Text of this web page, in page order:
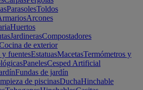
ParasolesToldos
Arcones
Huertos
JardinerasCompostadores
de exterior
fuentesEstatuasMacetasTermómetros y
PanelesCesped Artificial
Fundas de jardín
de piscinasDuchaHinchable